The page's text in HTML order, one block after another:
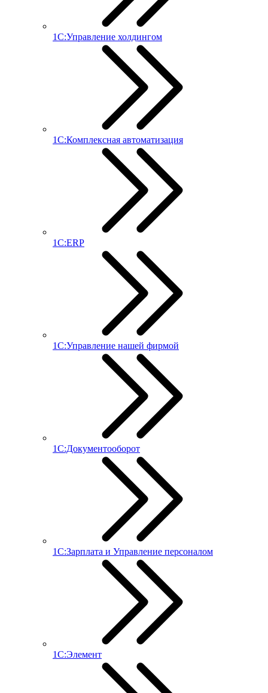
1С:Управление холдингом
1С:Комплексная автоматизация
1С:ERP
1С:Управление нашей фирмой
1С:Документооборот
1С:Зарплата и Управление персоналом
1С:Элемент